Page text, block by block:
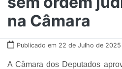
na Câmara
Publicado em 22 de Julho de 2025
A Câmara dos Deputados